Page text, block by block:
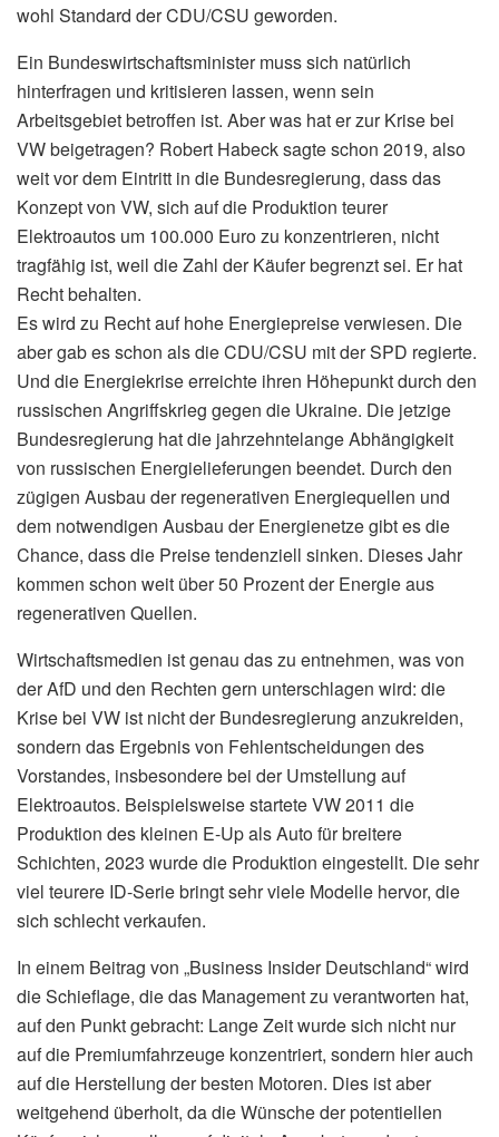
wohl Standard der CDU/CSU geworden.
Ein Bundeswirtschaftsminister muss sich natürlich
hinterfragen und kritisieren lassen, wenn sein
Arbeitsgebiet betroffen ist. Aber was hat er zur Krise bei
VW beigetragen? Robert Habeck sagte schon 2019, also
weit vor dem Eintritt in die Bundesregierung, dass das
Konzept von VW, sich auf die Produktion teurer
Elektroautos um 100.000 Euro zu konzentrieren, nicht
tragfähig ist, weil die Zahl der Käufer begrenzt sei. Er hat
Recht behalten.
Es wird zu Recht auf hohe Energiepreise verwiesen. Die
aber gab es schon als die CDU/CSU mit der SPD regierte.
Und die Energiekrise erreichte ihren Höhepunkt durch den
russischen Angriffskrieg gegen die Ukraine. Die jetzige
Bundesregierung hat die jahrzehntelange Abhängigkeit
von russischen Energielieferungen beendet. Durch den
zügigen Ausbau der regenerativen Energiequellen und
dem notwendigen Ausbau der Energienetze gibt es die
Chance, dass die Preise tendenziell sinken. Dieses Jahr
kommen schon weit über 50 Prozent der Energie aus
regenerativen Quellen.
Wirtschaftsmedien ist genau das zu entnehmen, was von
der AfD und den Rechten gern unterschlagen wird: die
Krise bei VW ist nicht der Bundesregierung anzukreiden,
sondern das Ergebnis von Fehlentscheidungen des
Vorstandes, insbesondere bei der Umstellung auf
Elektroautos. Beispielsweise startete VW 2011 die
Produktion des kleinen E-Up als Auto für breitere
Schichten, 2023 wurde die Produktion eingestellt. Die sehr
viel teurere ID-Serie bringt sehr viele Modelle hervor, die
sich schlecht verkaufen.
In einem Beitrag von „Business Insider Deutschland“ wird
die Schieflage, die das Management zu verantworten hat,
auf den Punkt gebracht: Lange Zeit wurde sich nicht nur
auf die Premiumfahrzeuge konzentriert, sondern hier auch
auf die Herstellung der besten Motoren. Dies ist aber
weitgehend überholt, da die Wünsche der potentiellen